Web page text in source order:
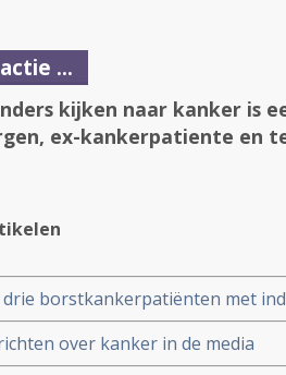
...
kijken naar kanker is
ex-kankerpatiente en
drie borstkankerpatiënten met
chemotherapie kan
over kanker in de media